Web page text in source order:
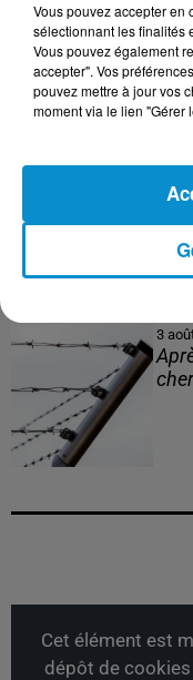
4
3
Le
!
3
Cet élément est
dépôt de cookies
Vous pouvez accepter en
sélectionnant les finalités
Vous pouvez également
accepter". Vos
pouvez mettre à jour vos
moment via le lien "Gérer